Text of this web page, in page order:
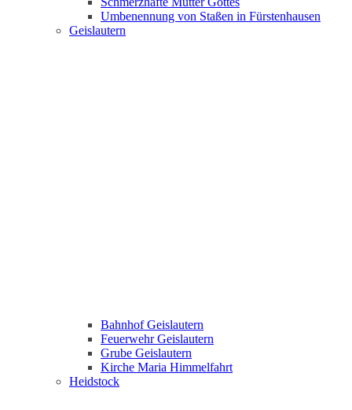
Umbenennung von Staßen in Fürstenhausen
Geislautern
Bahnhof Geislautern
Feuerwehr Geislautern
Grube Geislautern
Kirche Maria Himmelfahrt
Heidstock